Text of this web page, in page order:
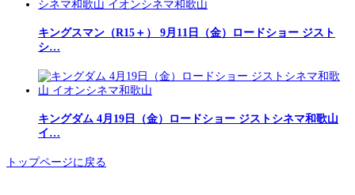
キングスマン（R15＋） 9月11日（金）ロードショー ジスト
シ…
キングダム 4月19日（金）ロードショー ジストシネマ和歌山
イ…
トップページに戻る